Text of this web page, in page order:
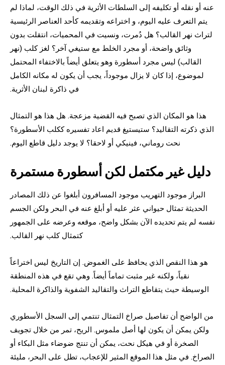
عنه أو نقله أو تكليفه إلى السلطات الأثرية في ذلك الوقت، لماذا لم
يتم التعرف عليه اليوم، و اختراعه وتقديمه كأحد العناصر الرئيسية
لتراث نهر القالب؟ هل دُمرت، ونسيت في المحميات، انتقلت بدون
وثائق واضحة، أو مجرد الخلط مع ستيغي آخر؟ لغز كلب (نهر
القالب) ليس مجرد أسطورة وهو يتعلق أيضاً بالاختفاء المحتمل
لموضوع، إذا كان لا يزال موجوداً، يجب أن يكون له مكانه الكامل
في ذاكرة لبنان الأثرية.
هذا هو المكان الذي تصبح فيه القضية مزعجة. هل هذا هو التمثال
الذي ذكرته التقاليد؟ ستيستيغ قديم اعاد تفسيره ككلب الأسطورة؟
نحت روماني، فينيكي أو لاحقا؟ لا يوجد دليل قاطع اليوم.
دليل غير مكتمل لكن أسطورة مستمرة
البراز موجود التهريب موجود المسافرون أبلغوا عن ذلك المصادر
الحديثة تمثال حيواني عثر عليه أو أبلغ عنه في البحر ولكن الجسم
نفسه لم يتم تحديده الآن بشكل واضح، موقعه وعرضه على الجمهور
كتمثال كلب نهر القالب.
هو هذا النقص الذي يحافظ على الغموض. إن التاريخ ليس اختراعاً
نقياً، ولكنه غير مثبت تماماً أيضاً. وهي تقع في هذه المنطقة
الوسيطة حيث يتقاطع التراث والتقاليد الشفوية والذاكرة المحلية.
من الواضح أن تفاصيل صراخ التمثال تنتمي إلى السجل الأسطوري
ولكن يمكن أن يكون لها أصل ملموس. الريح، تمر من خلال تجويف
الصخرة أو في هيكل نحت، يمكن أن تنتج ضوضاء مثل البكاء أو
الصراخ. في مثل هذا الموقع المثير للإعجاب، تطل على البحر، مليئة